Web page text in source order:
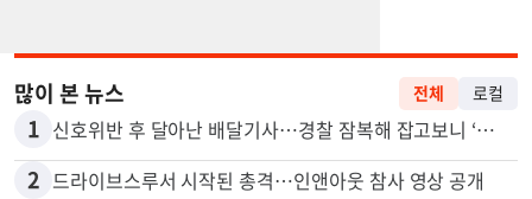
많이 본 뉴스 전체 로컬
1 신호위반 후 달아난 배달기사…경찰 잠복해 잡고보니 ‘반전’
2 드라이브스루서 시작된 총격…인앤아웃 참사 영상 공개